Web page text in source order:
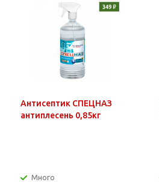
Антисептик СПЕЦНАЗ
антиплесень 0,85кг
Много